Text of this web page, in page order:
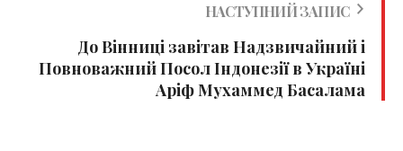
НАСТУПНИЙ ЗАПИС
До Вінниці завітав Надзвичайний і
Повноважний Посол Індонезії в Україні
Аріф Мухаммед Басалама